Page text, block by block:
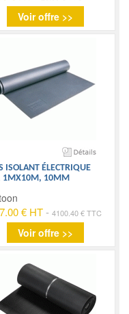
Voir offre >>
ISOLANT ÉLECTRIQUE
1MX10M, 10MM
€ HT- 4100.40 € TTC
Voir offre >>